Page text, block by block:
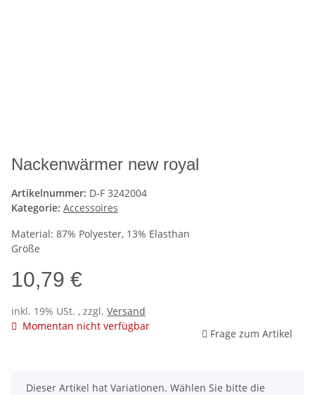
Nackenwärmer new royal
Artikelnummer: D-F 3242004
Kategorie: Accessoires
Material: 87% Polyester, 13% Elasthan
Größe
10,79 €
inkl. 19% USt. , zzgl. Versand
Momentan nicht verfügbar
Frage zum Artikel
x
Dieser Artikel hat Variationen. Wählen Sie bitte die